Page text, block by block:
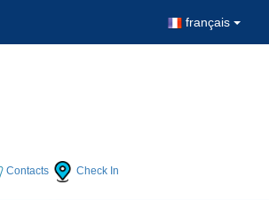
français
Contacts Check In